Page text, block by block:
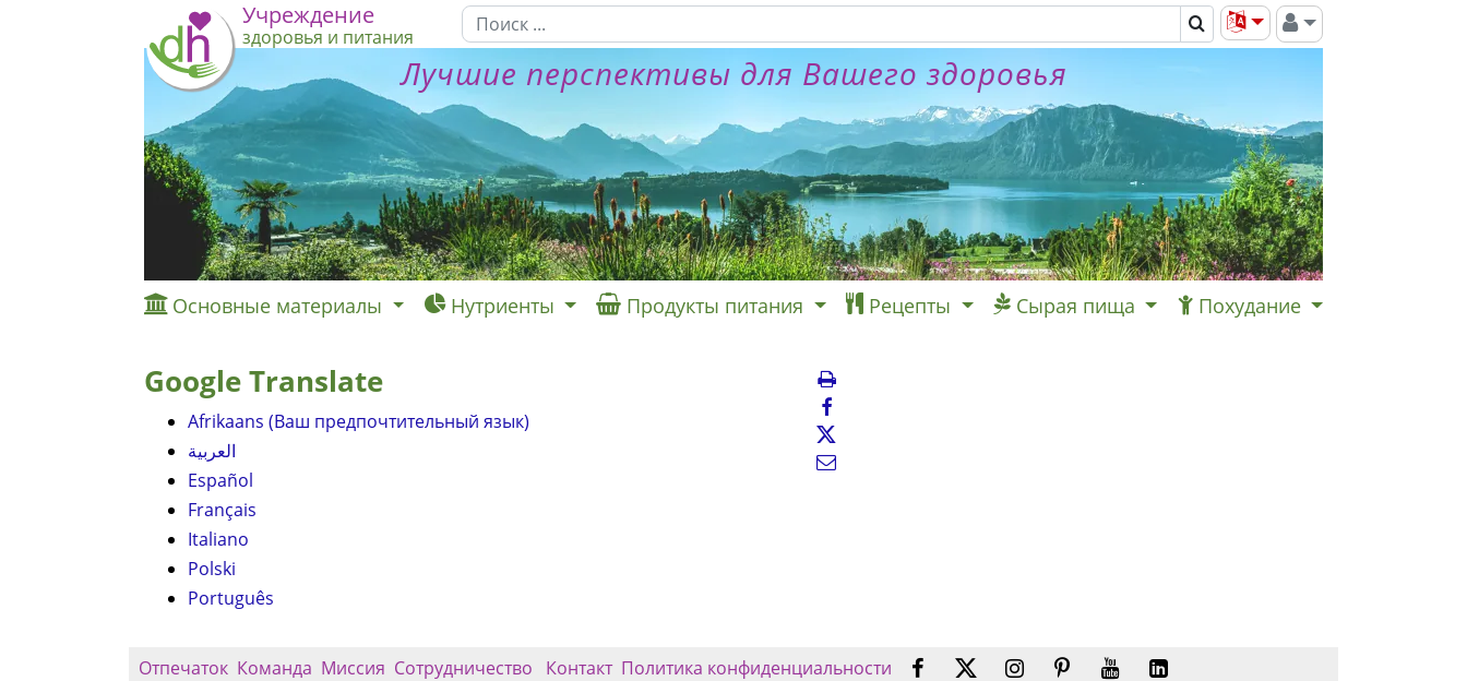
Учреждение
здоровья и питания
Лучшие перспективы для Вашего здоровья
Основные материалы Нутриенты Продукты питания Рецепты Сырая пища Похудание
Google Translate
Afrikaans (Ваш предпочтительный язык)
العربية
Español
Français
Italiano
Polski
Português
Отпечаток Команда Миссия Сотрудничество Контакт Политика конфиденциальности